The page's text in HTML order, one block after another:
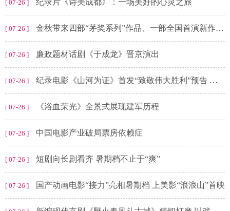
[ 07-26 ]
[ 07-26 ] 金秋带来四部“茅奖系列”作品、一部全国首演新作 陕西人艺选择再度来沪驻演
[ 07-26 ] 廉政题材话剧《于成龙》晋京演出
[ 07-26 ] 纪录电影《山河为证》首发“致敬伟大胜利”预告 以世界视角铭刻中国抗战
[ 07-26 ] 《浴血荣光》全景式展现建军历程
[ 07-26 ] 中国电影产业破局票房依赖症
[ 07-26 ] 短剧向长剧看齐 暑期档不止于“爽”
[ 07-26 ] 国产动画电影“接力”亮相暑期档 上美影“浪浪山”首映